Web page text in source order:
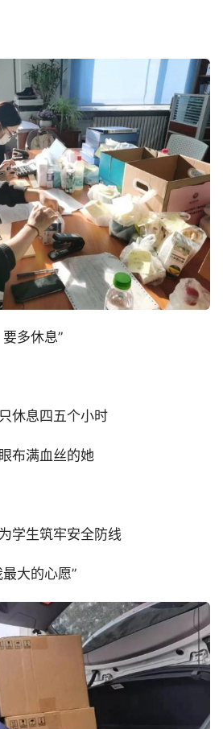
多休息”
休息四五个小时
布满血丝的她
学生筑牢安全防线
大的心愿”